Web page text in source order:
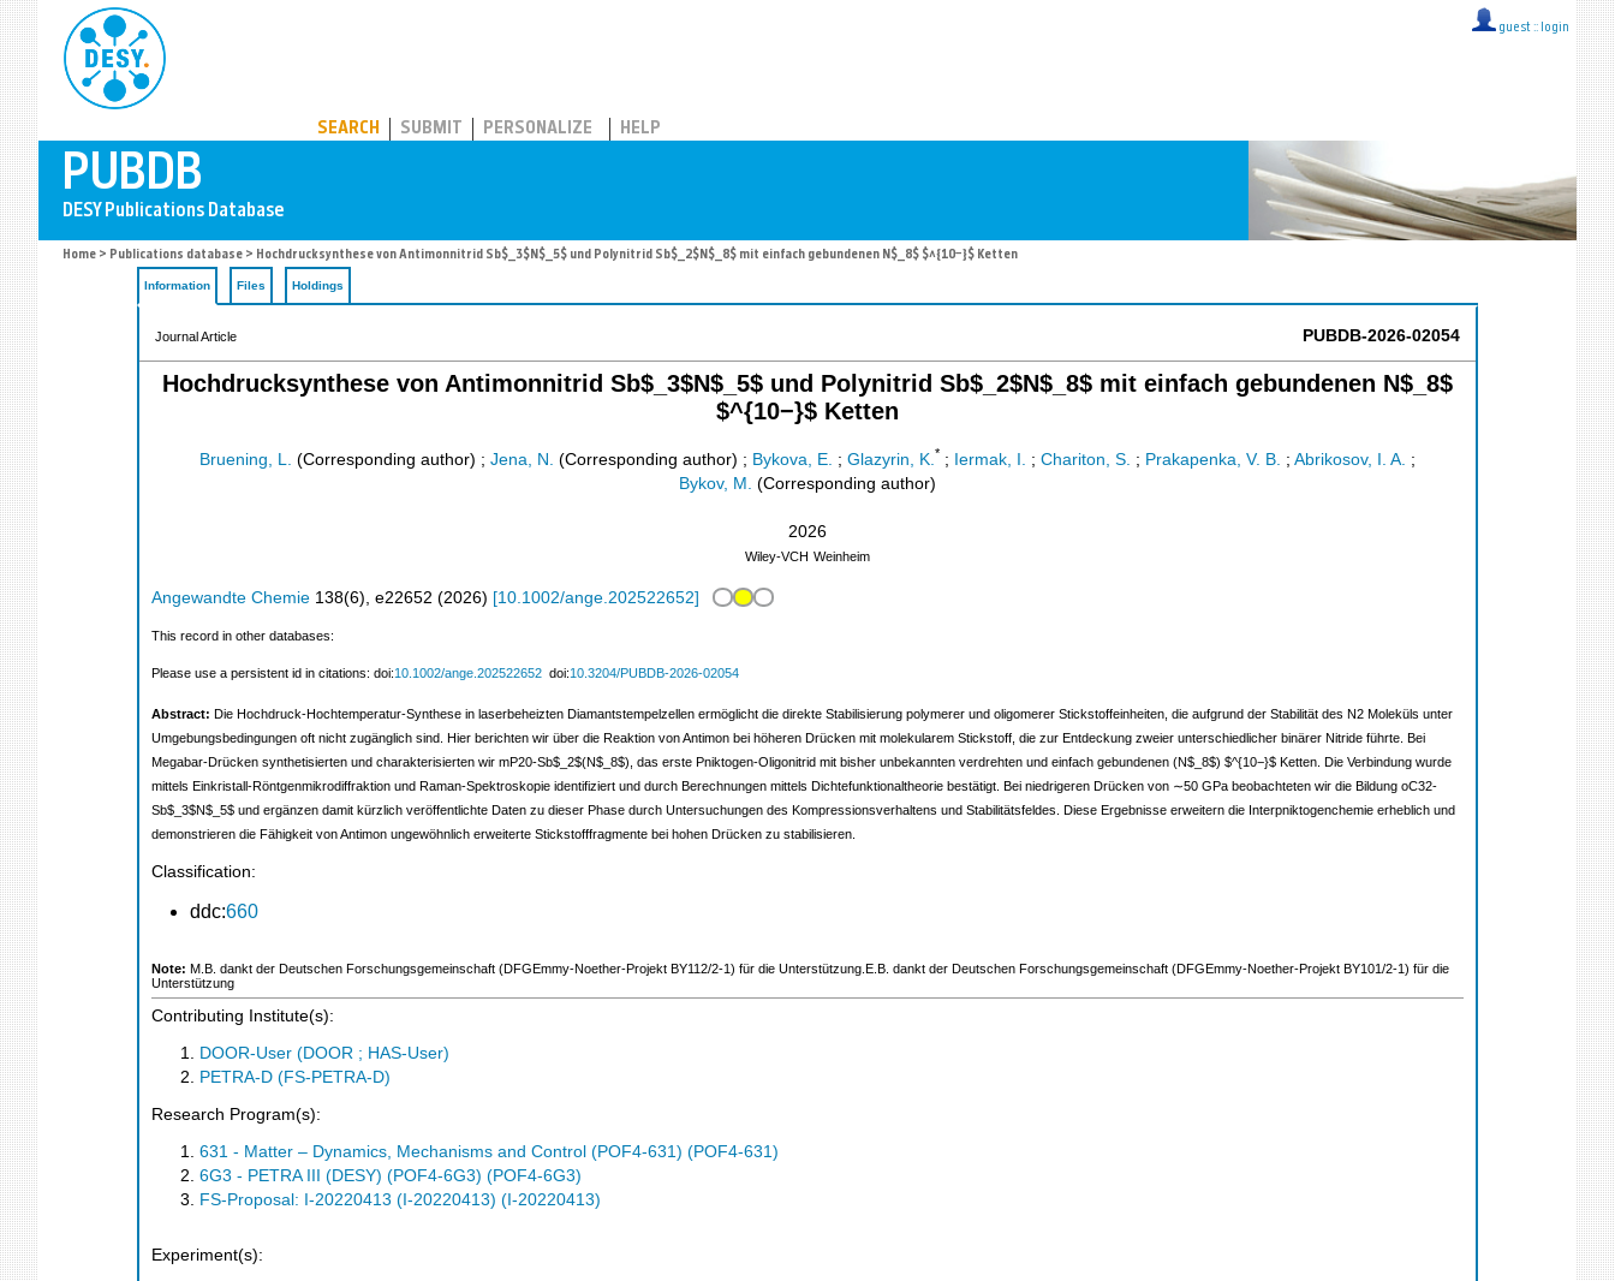
guest :: login
SEARCH SUBMIT PERSONALIZE HELP
Home > Publications database > Hochdrucksynthese von Antimonnitrid Sb$_3$N$_5$ und Polynitrid Sb$_2$N$_8$ mit einfach gebundenen N$_8$ $^{10−}$ Ketten
Information Files Holdings
Journal Article PUBDB-2026-02054
Hochdrucksynthese von Antimonnitrid Sb$_3$N$_5$ und Polynitrid Sb$_2$N$_8$ mit einfach gebundenen N$_8$
$^{10−}$ Ketten
Bruening, L. (Corresponding author) ; Jena, N. (Corresponding author) ; Bykova, E. ; Glazyrin, K. * ; Iermak, I. ; Chariton, S. ; Prakapenka, V. B. ; Abrikosov, I. A. ;
Bykov, M. (Corresponding author)
2026
Wiley-VCH Weinheim
Angewandte Chemie 138(6), e22652 (2026) [10.1002/ange.202522652]
This record in other databases:
Please use a persistent id in citations: doi:10.1002/ange.202522652 doi:10.3204/PUBDB-2026-02054
Abstract: Die Hochdruck-Hochtemperatur-Synthese in laserbeheizten Diamantstempelzellen ermöglicht die direkte Stabilisierung polymerer und oligomerer Stickstoffeinheiten, die aufgrund der Stabilität des N2 Moleküls unter
Umgebungsbedingungen oft nicht zugänglich sind. Hier berichten wir über die Reaktion von Antimon bei höheren Drücken mit molekularem Stickstoff, die zur Entdeckung zweier unterschiedlicher binärer Nitride führte. Bei
Megabar-Drücken synthetisierten und charakterisierten wir mP20-Sb$_2$(N$_8$), das erste Pniktogen-Oligonitrid mit bisher unbekannten verdrehten und einfach gebundenen (N$_8$) $^{10−}$ Ketten. Die Verbindung wurde
mittels Einkristall-Röntgenmikrodiffraktion und Raman-Spektroskopie identifiziert und durch Berechnungen mittels Dichtefunktionaltheorie bestätigt. Bei niedrigeren Drücken von ∼50 GPa beobachteten wir die Bildung oC32-
Sb$_3$N$_5$ und ergänzen damit kürzlich veröffentlichte Daten zu dieser Phase durch Untersuchungen des Kompressionsverhaltens und Stabilitätsfeldes. Diese Ergebnisse erweitern die Interpniktogenchemie erheblich und
demonstrieren die Fähigkeit von Antimon ungewöhnlich erweiterte Stickstofffragmente bei hohen Drücken zu stabilisieren.
Classification:
ddc:660
Note: M.B. dankt der Deutschen Forschungsgemeinschaft (DFGEmmy-Noether-Projekt BY112/2-1) für die Unterstützung.E.B. dankt der Deutschen Forschungsgemeinschaft (DFGEmmy-Noether-Projekt BY101/2-1) für die
Unterstützung
Contributing Institute(s):
DOOR-User (DOOR ; HAS-User)
PETRA-D (FS-PETRA-D)
Research Program(s):
631 - Matter – Dynamics, Mechanisms and Control (POF4-631) (POF4-631)
6G3 - PETRA III (DESY) (POF4-6G3) (POF4-6G3)
FS-Proposal: I-20220413 (I-20220413) (I-20220413)
Experiment(s):